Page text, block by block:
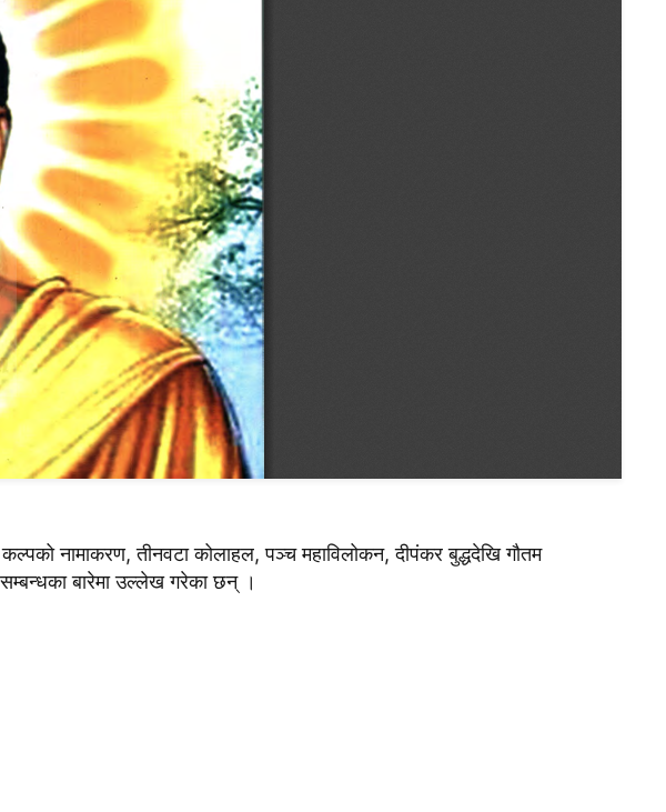
नामाकरण, तीनवटा कोलाहल, पञ्च महाविलोकन, दीपंकर बुद्धदेखि गौतम
सम्बन्धका बारेमा उल्लेख गरेका छन् ।